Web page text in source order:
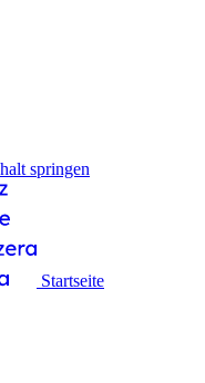
springen
Startseite